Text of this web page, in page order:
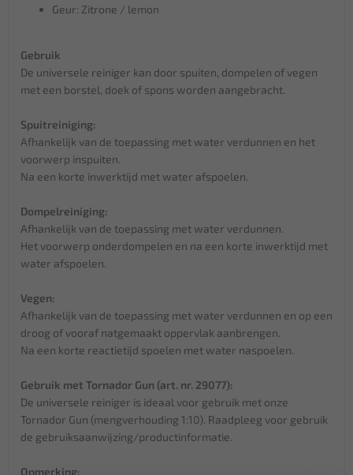
Geur: Zitrone / lemon
Gebruik
De universele reiniger kan door spuiten, dompelen of vegen
met een borstel, doek of spons worden aangebracht.
Spuitreiniging:
Afhankelijk van de toepassing met water verdunnen en het
voorwerp inspuiten.
Na een korte inwerktijd met water afspoelen.
Dompelreiniging:
Afhankelijk van de toepassing met water verdunnen.
Het voorwerp onderdompelen en na een korte inwerktijd met
water afspoelen.
Vegen:
Afhankelijk van de toepassing met water verdunnen en op een
droog of vooraf natgemaakt oppervlak aanbrengen.
Na een korte reactietijd spoelen met water naspoelen.
Gebruik met Tornador Gun (art. nr. 29077):
De universele reiniger is ideaal voor gebruik met onze
Tornador Gun (mengverhouding 1:10). Raadpleeg voor gebruik
de gebruiksaanwijzing/productinformatie.
Opmerking: